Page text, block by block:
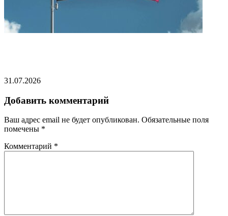
31.07.2026
Добавить комментарий
Ваш адрес email не будет опубликован. Обязательные поля
помечены *
Комментарий *